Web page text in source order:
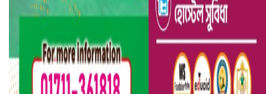
ভারতে ভয়াবহ সড়ক দুর্ঘটনা, নিহত ১৫